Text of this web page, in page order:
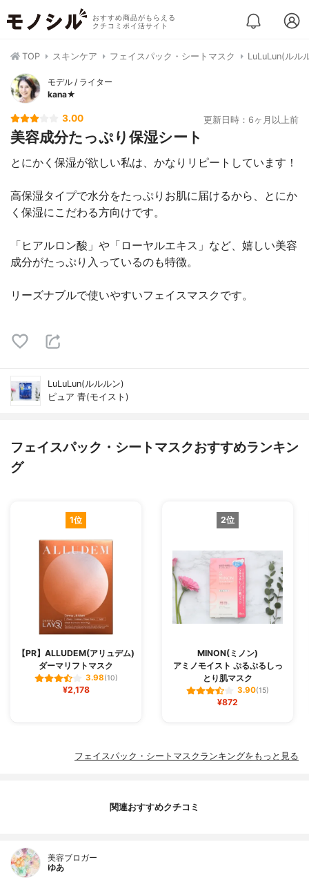
おすすめ商品がもらえる
クチコミポイ活サイト
TOP スキンケア フェイスパック・シートマスク LuLuLun(ルル
モデル / ライター
kana★
3.00 更新日時：6ヶ月以上前
美容成分たっぷり保湿シート
とにかく保湿が欲しい私は、かなりリピートしています！
高保湿タイプで水分をたっぷりお肌に届けるから、とにか
く保湿にこだわる方向けです。
「ヒアルロン酸」や「ローヤルエキス」など、嬉しい美容
成分がたっぷり入っているのも特徴。
リーズナブルで使いやすいフェイスマスクです。
LuLuLun(ルルルン)
ピュア 青(モイスト)
フェイスパック・シートマスクおすすめランキン
グ
1位
【PR】ALLUDEM(アリュデム)
ダーマリフトマスク
3.98(10)
¥2,178
2位
MINON(ミノン)
アミノモイスト ぷるぷるしっ
とり肌マスク
3.90(15)
¥872
フェイスパック・シートマスクランキングをもっと見る
関連おすすめクチコミ
美容ブロガー
ゆあ